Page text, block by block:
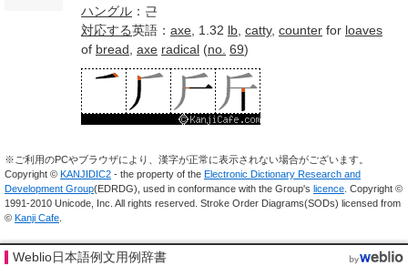
ハングル ：근
対応する英語： axe , 1.32 lb catty, counter for loaves
of bread axe radical (no. 69)
※ご利用のPCやブラウザにより、漢字が正常に表示されない場合がございます。
Copyright © KANJIDIC2 - the property of the Electronic Dictionary Research and
Development Group(EDRDG), used in conformance with the Group's licence . Copyright ©
1991-2010 Unicode, Inc. All rights reserved. Stroke Order Diagrams(SODs) licensed from
© Kanji Cafe
Weblio日本語例文用例辞書